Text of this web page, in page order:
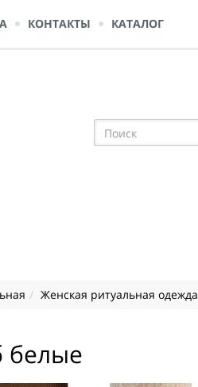
КОНТАКТЫ КАТАЛОГ
Женская ритуальная одежда
белые